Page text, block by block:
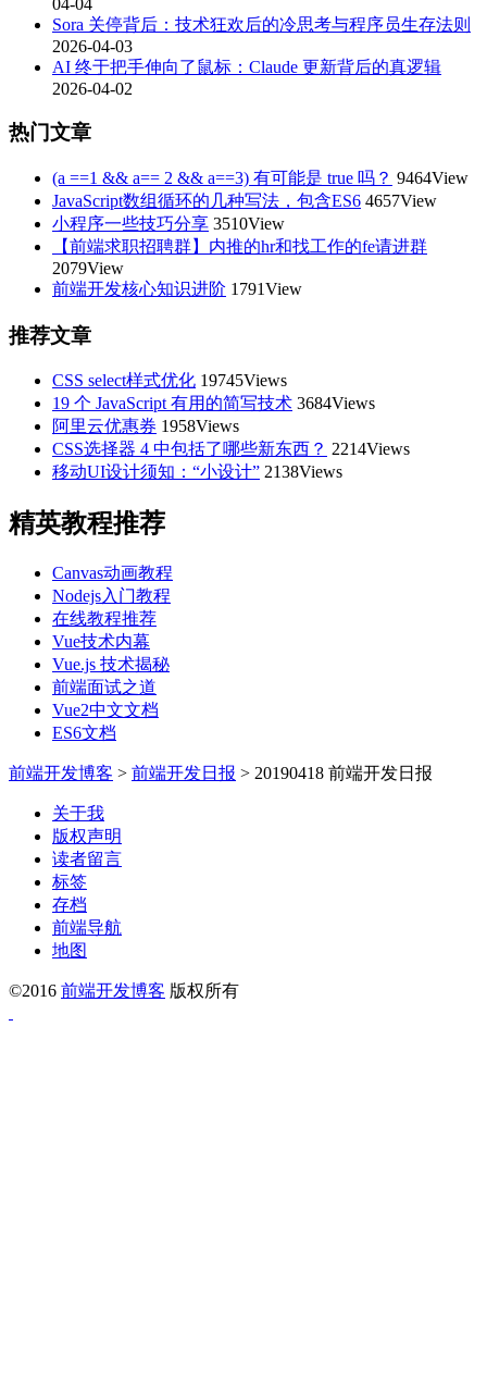
Sora 关停背后：技术狂欢后的冷思考与程序员生存法则
2026-04-03
AI 终于把手伸向了鼠标：Claude 更新背后的真逻辑
2026-04-02
热门文章
(a ==1 && a== 2 && a==3) 有可能是 true 吗？ 9464View
JavaScript数组循环的几种写法，包含ES6 4657View
小程序一些技巧分享 3510View
【前端求职招聘群】内推的hr和找工作的fe请进群
2079View
前端开发核心知识进阶 1791View
推荐文章
CSS select样式优化 19745Views
19 个 JavaScript 有用的简写技术 3684Views
阿里云优惠券 1958Views
CSS选择器 4 中包括了哪些新东西？ 2214Views
移动UI设计须知：“小设计” 2138Views
精英教程推荐
Canvas动画教程
Nodejs入门教程
在线教程推荐
Vue技术内幕
Vue.js 技术揭秘
前端面试之道
Vue2中文文档
ES6文档
前端开发博客 > 前端开发日报 > 20190418 前端开发日报
关于我
版权声明
读者留言
标签
存档
前端导航
地图
©2016 前端开发博客 版权所有